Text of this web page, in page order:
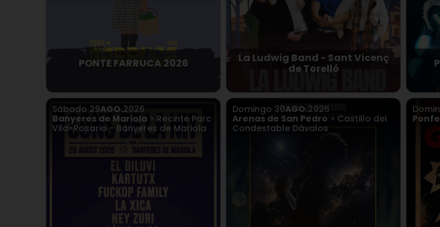
PONTE FARRUCA 2026 La Ludwig Band - Sant Vicenç
de Torelló
Sábado 29AGO.2026
Banyeres de Mariola > Recinte Parc
Vila-Rosario - Banyeres de Mariola
Domingo 30AGO.2026
Arenas de San Pedro > Castillo del
Condestable Dávalos